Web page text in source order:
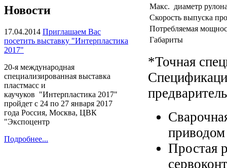
Плёночный экструдер KMH-
45, KMH-55
Новости
17.04.2014 Приглашаем Вас
посетить выставку "Интерпластика
2017"
20-я международная
специализированная выставка
пластмасс и
каучуков "Интерпластика 2017"
пройдет с 24 по 27 января 2017
года Россия, Москва, ЦВК
"Экспоцентр
Подробнее...
Макс. диаметр
Скорость выпуска
Потребляемая
Габариты
*Точная
приводом
Простая